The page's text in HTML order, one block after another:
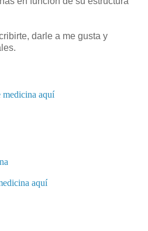
darle a me gusta y
medicina aquí
aquí